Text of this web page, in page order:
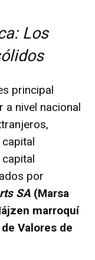
Los
principal
nivel nacional
por
SA (Marsa
marroquí
Valores de